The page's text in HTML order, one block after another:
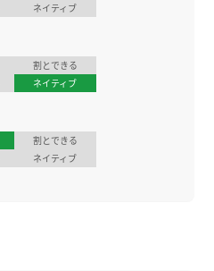
ネイティブ
割とできる
ネイティブ
割とできる
ネイティブ